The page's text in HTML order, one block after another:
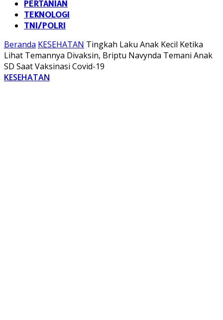
PERTANIAN
TEKNOLOGI
TNI/POLRI
Beranda KESEHATAN Tingkah Laku Anak Kecil Ketika
Lihat Temannya Divaksin, Briptu Navynda Temani Anak
SD Saat Vaksinasi Covid-19
KESEHATAN